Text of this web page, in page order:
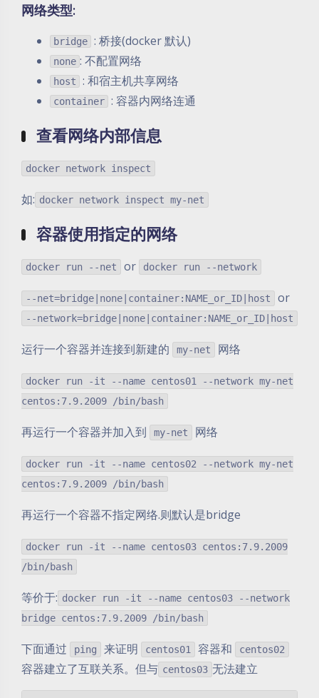
网络类型:
bridge : 桥接(docker 默认)
none : 不配置网络
host : 和宿主机共享网络
container : 容器内网络连通
查看网络内部信息
docker network inspect
如: docker network inspect my-net
容器使用指定的网络
docker run --net or docker run --network
--net=bridge|none|container:NAME_or_ID|host or
--network=bridge|none|container:NAME_or_ID|host
运行一个容器并连接到新建的 my-net 网络
docker run -it --name centos01 --network my-net
centos:7.9.2009 /bin/bash
再运行一个容器并加入到 my-net 网络
docker run -it --name centos02 --network my-net
centos:7.9.2009 /bin/bash
再运行一个容器不指定网络.则默认是bridge
docker run -it --name centos03 centos:7.9.2009
/bin/bash
等价于: docker run -it --name centos03 --network
bridge centos:7.9.2009 /bin/bash
下面通过 ping 来证明 centos01 容器和 centos02
容器建立了互联关系。但与 centos03 无法建立